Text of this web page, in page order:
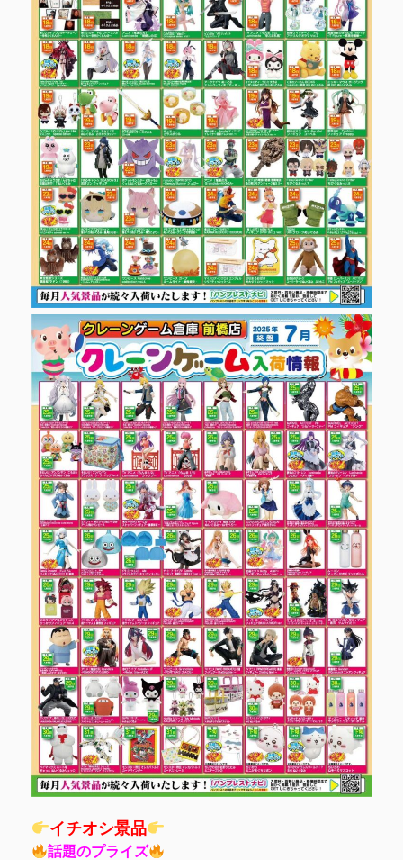
イチオシ景品
話題のプライズ